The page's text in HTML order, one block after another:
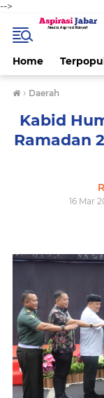
-->
Home
› Daerah
Kabid
Ramadan
16 Mar